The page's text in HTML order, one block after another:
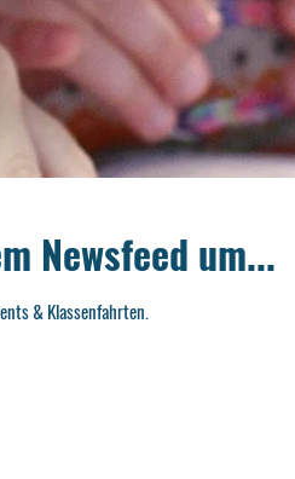
Newsfeed um...
& Klassenfahrten.